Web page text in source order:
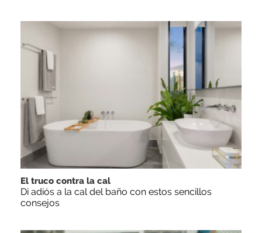
El truco contra la cal
Di adiós a la cal del baño con estos sencillos
consejos